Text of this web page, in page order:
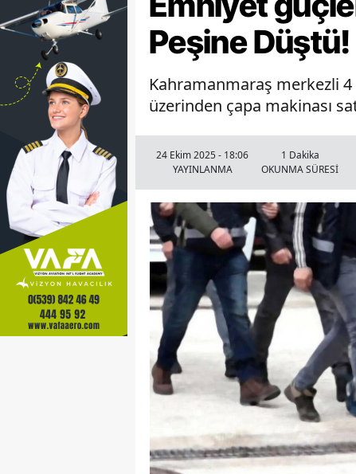
Peşine Düştü!
Kahramanmaraş merkezli 4
üzerinden çapa makinası
24 Ekim 2025 - 18:06
YAYINLANMA
1 Dakika
OKUNMA SÜRESİ